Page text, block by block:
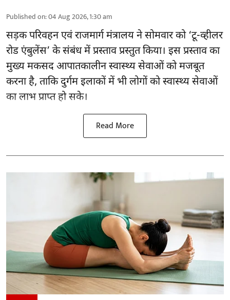
Published on:04 Aug 2026, 1:30 am
सड़क परिवहन एवं राजमार्ग मंत्रालय ने सोमवार को ‘टू-व्हीलर
रोड एंबुलेंस’ के संबंध में प्रस्ताव प्रस्तुत किया। इस प्रस्ताव का
मुख्य मकसद आपातकालीन स्वास्थ्य सेवाओं को मजबूत
करना है, ताकि दुर्गम इलाकों में भी लोगों को स्वास्थ्य सेवाओं
का लाभ प्राप्त हो सके।
Read More